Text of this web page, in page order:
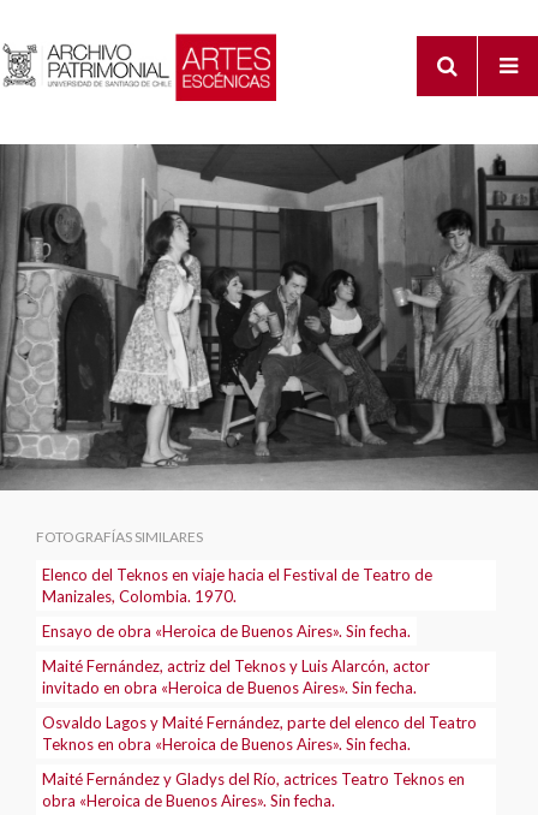
FOTOGRAFÍAS SIMILARES
Elenco del Teknos en viaje hacia el Festival de Teatro de
Manizales, Colombia. 1970.
Ensayo de obra «Heroica de Buenos Aires». Sin fecha.
Maité Fernández, actriz del Teknos y Luis Alarcón, actor
invitado en obra «Heroica de Buenos Aires». Sin fecha.
Osvaldo Lagos y Maité Fernández, parte del elenco del Teatro
Teknos en obra «Heroica de Buenos Aires». Sin fecha.
Maité Fernández y Gladys del Río, actrices Teatro Teknos en
obra «Heroica de Buenos Aires». Sin fecha.